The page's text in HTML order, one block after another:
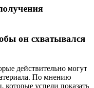
он схватывался
действительно могут
По мнению
которые успели показать